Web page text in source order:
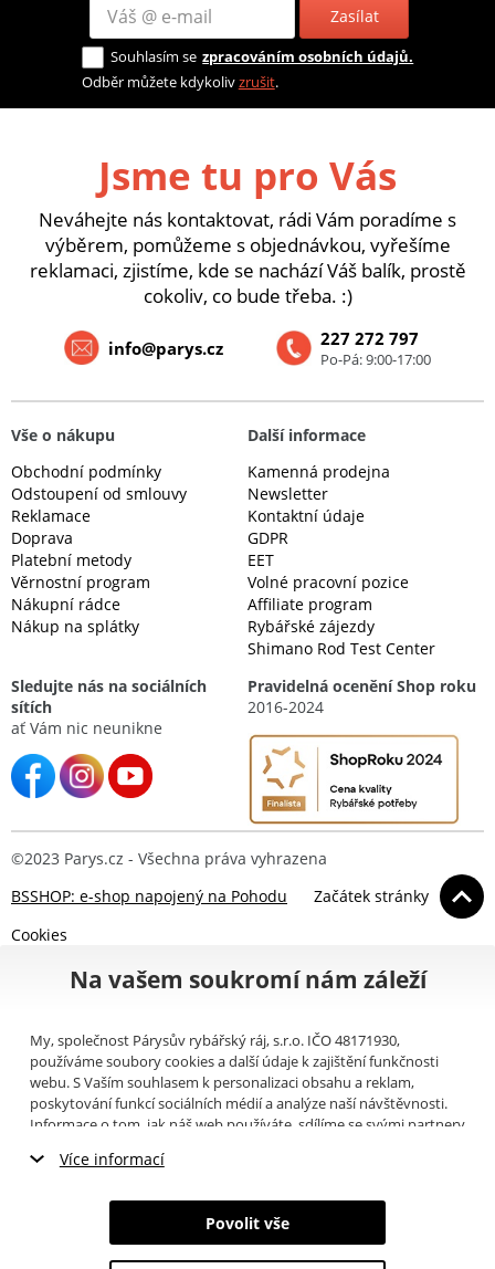
Zasílat
Souhlasím se zpracováním osobních údajů.
Odběr můžete kdykolivzrušit.
Jsme tu pro Vás
Neváhejte nás kontaktovat, rádi Vám poradíme s
výběrem, pomůžeme s objednávkou, vyřešíme
reklamaci, zjistíme, kde se nachází Váš balík, prostě
cokoliv, co bude třeba. :)
227 272 797
Po-Pá: 9:00-17:00
info@parys.cz
Vše o nákupu
Obchodní podmínky
Odstoupení od smlouvy
Reklamace
Doprava
Platební metody
Věrnostní program
Nákupní rádce
Nákup na splátky
Další informace
Kamenná prodejna
Newsletter
Kontaktní údaje
GDPR
EET
Volné pracovní pozice
Affiliate program
Rybářské zájezdy
Shimano Rod Test Center
Sledujte nás na sociálních
sítích
ať Vám nic neunikne
Pravidelná ocenění Shop roku
2016-2024
©2023 Parys.cz - Všechna práva vyhrazena
BSSHOP: e-shop napojený na Pohodu
Začátek stránky
Cookies
Na vašem soukromí nám záleží
My, společnost Párysův rybářský ráj, s.r.o. IČO 48171930,
používáme soubory cookies a další údaje k zajištění funkčnosti
webu. S Vaším souhlasem k personalizaci obsahu a reklam,
poskytování funkcí sociálních médií a analýze naší návštěvnosti.
Informace o tom, jak náš web používáte, sdílíme se svými partnery
můžete přečíst, jak tyto informace Google používá. Partneři tyto
poskytli nebo které získali v důsledku toho, že používáte jejich
služby. Tyto údaje zahrnují cookies, data z dalších úložišť, IP
adresu a další informace spojené s prohlížením webu. Svůj souhlas
Více informací
Nezbytné cookies
Marketingové cookies
Povolit vše